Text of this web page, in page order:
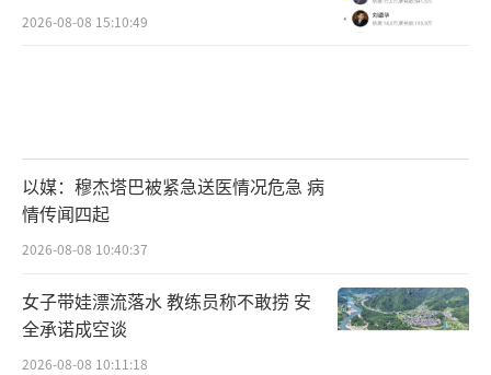
2026-08-08 15:10:49
以媒：穆杰塔巴被紧急送医情况危急 病
情传闻四起
2026-08-08 10:40:37
女子带娃漂流落水 教练员称不敢捞 安
全承诺成空谈
2026-08-08 10:11:18